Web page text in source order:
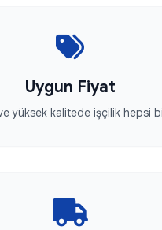
Uygun Fiyat
yüksek kalitede işçilik hepsi